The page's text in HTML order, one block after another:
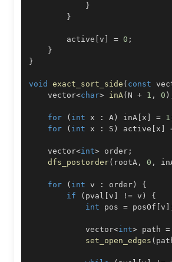
}
}
        active
[v ] = 0 ;
}
}
void exact_sort_side ( const
    vector
<char> inA ( N + 1 , 0 )
for ( int x : A ) inA [ x ] = 1
for
( int x : S ) active [ x ]
    vector
<int> order ;
dfs_postorder( rootA , 0 ,
for ( int v : order)
{
if
( pval [v ] != v )
{
int pos = posOf [v ]
            vector
<int> path =
set_open_edges (